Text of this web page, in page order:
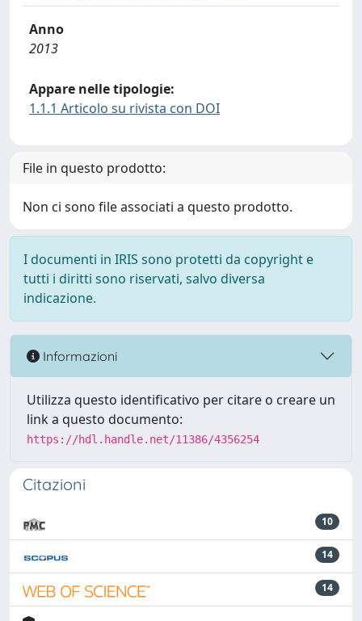
Anno
2013
Appare nelle tipologie:
1.1.1 Articolo su rivista con DOI
File in questo prodotto:
Non ci sono file associati a questo prodotto.
I documenti in IRIS sono protetti da copyright e
tutti i diritti sono riservati, salvo diversa
indicazione.
Informazioni
Utilizza questo identificativo per citare o creare un
link a questo documento:
https://hdl.handle.net/11386/4356254
Citazioni
10
14
14